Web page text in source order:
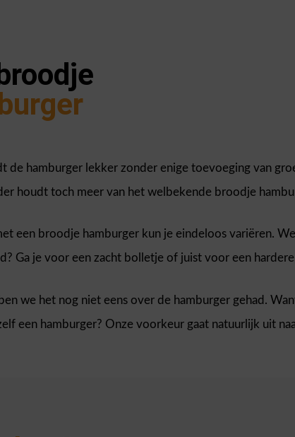
de hamburger lekker zonder enige toevoeging van
houdt toch meer van het welbekende broodje
een broodje hamburger kun je eindeloos variëren.
Ga je voor een zacht bolletje of juist voor een
we het nog niet eens over de hamburger gehad.
een hamburger? Onze voorkeur gaat natuurlijk uit